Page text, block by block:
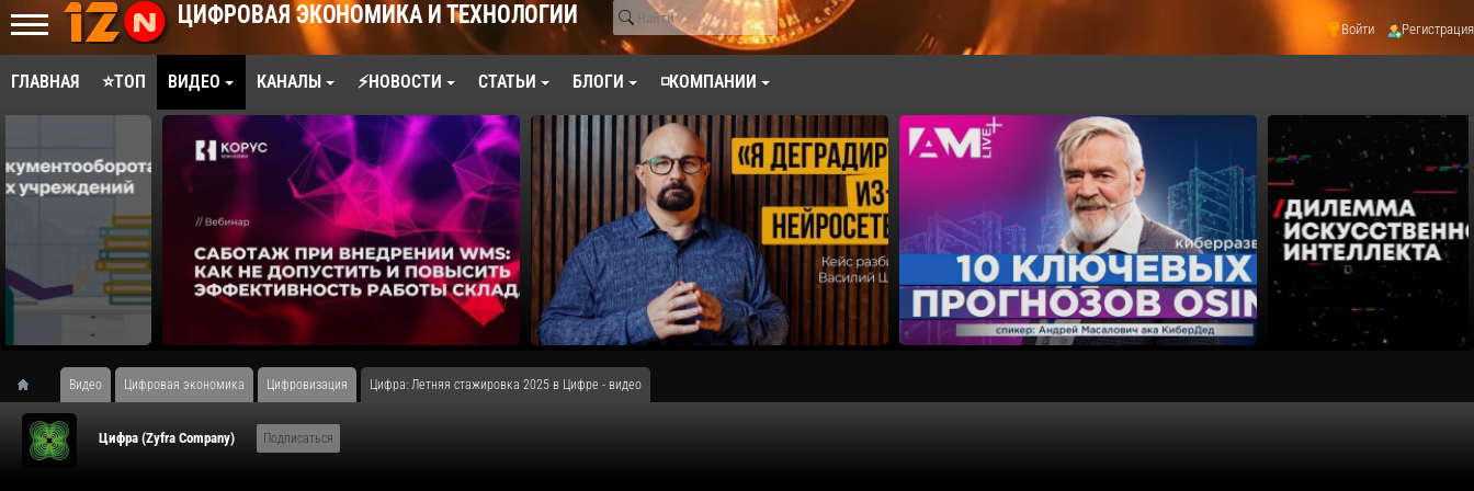
ЦИФРОВАЯ ЭКОНОМИКА И ТЕХНОЛОГИИ Войти Регистрация
ГЛАВНАЯ ⭐ТОП ВИДЕО КАНАЛЫ ⚡НОВОСТИ СТАТЬИ БЛОГИ ◽КОМПАНИИ
Видео Цифровая экономика Цифровизация Цифра: Летняя стажировка 2025 в Цифре - видео
Цифра (Zyfra Company) Подписаться